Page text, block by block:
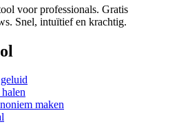
voor professionals. Gratis
Snel, intuïtief en krachtig.
maken